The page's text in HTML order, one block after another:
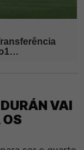
VAI
OS